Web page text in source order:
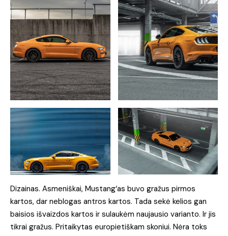
Dizainas. Asmeniškai, Mustang‘as buvo gražus pirmos
kartos, dar neblogas antros kartos. Tada sekė kelios gan
baisios išvaizdos kartos ir sulaukėm naujausio varianto. Ir jis
tikrai gražus. Pritaikytas europietiškam skoniui. Nėra toks